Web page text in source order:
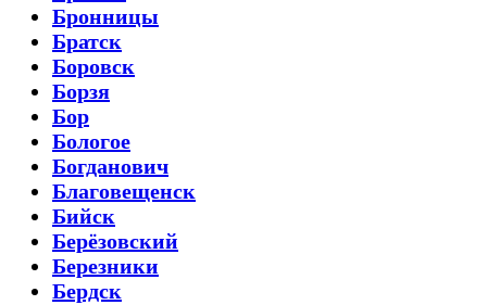
Бронницы
Братск
Боровск
Борзя
Бор
Бологое
Богданович
Благовещенск
Бийск
Берёзовский
Березники
Бердск